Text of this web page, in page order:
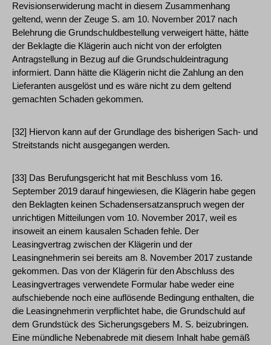
Revisionserwiderung macht in diesem Zusammenhang
geltend, wenn der Zeuge S. am 10. November 2017 nach
Belehrung die Grundschuldbestellung verweigert hätte, hätte
der Beklagte die Klägerin auch nicht von der erfolgten
Antragstellung in Bezug auf die Grundschuldeintragung
informiert. Dann hätte die Klägerin nicht die Zahlung an den
Lieferanten ausgelöst und es wäre nicht zu dem geltend
gemachten Schaden gekommen.
[32] Hiervon kann auf der Grundlage des bisherigen Sach- und
Streitstands nicht ausgegangen werden.
[33] Das Berufungsgericht hat mit Beschluss vom 16.
September 2019 darauf hingewiesen, die Klägerin habe gegen
den Beklagten keinen Schadensersatzanspruch wegen der
unrichtigen Mitteilungen vom 10. November 2017, weil es
insoweit an einem kausalen Schaden fehle. Der
Leasingvertrag zwischen der Klägerin und der
Leasingnehmerin sei bereits am 8. November 2017 zustande
gekommen. Das von der Klägerin für den Abschluss des
Leasingvertrages verwendete Formular habe weder eine
aufschiebende noch eine auflösende Bedingung enthalten, die
die Leasingnehmerin verpflichtet habe, die Grundschuld auf
dem Grundstück des Sicherungsgebers M. S. beizubringen.
Eine mündliche Nebenabrede mit diesem Inhalt habe gemäß